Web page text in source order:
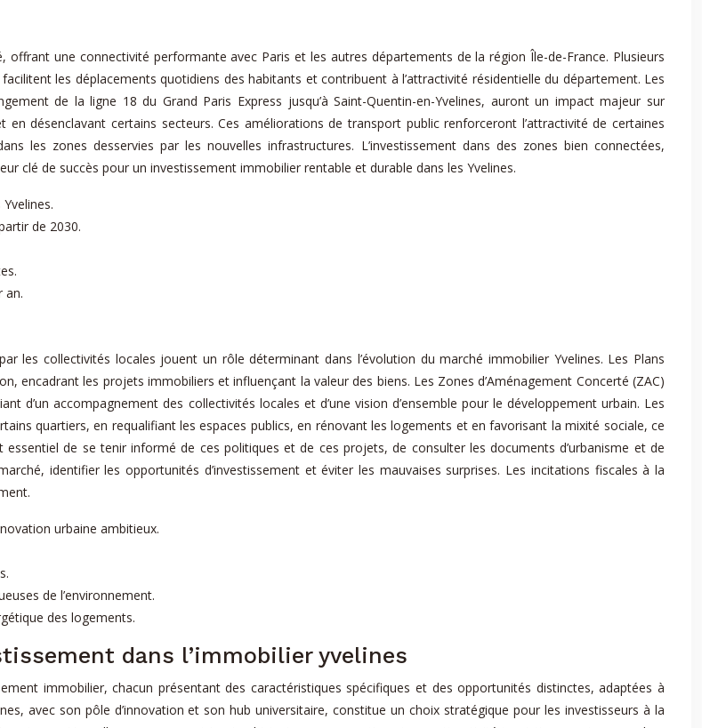
une connectivité performante avec Paris et les autres départements de la région Île-de-France. Plusieurs
les déplacements quotidiens des habitants et contribuent à l’attractivité résidentielle du département. Les
de la ligne 18 du Grand Paris Express jusqu’à Saint-Quentin-en-Yvelines, auront un impact majeur sur
désenclavant certains secteurs. Ces améliorations de transport public renforceront l’attractivité de certaines
les zones desservies par les nouvelles infrastructures. L’investissement dans des zones bien connectées,
clé de succès pour un investissement immobilier rentable et durable dans les Yvelines.
de 2030.
an.
les collectivités locales jouent un rôle déterminant dans l’évolution du marché immobilier Yvelines. Les Plans
encadrant les projets immobiliers et influençant la valeur des biens. Les Zones d’Aménagement Concerté (ZAC)
d’un accompagnement des collectivités locales et d’une vision d’ensemble pour le développement urbain. Les
quartiers, en requalifiant les espaces publics, en rénovant les logements et en favorisant la mixité sociale, ce
de se tenir informé de ces politiques et de ces projets, de consulter les documents d’urbanisme et de
identifier les opportunités d’investissement et éviter les mauvaises surprises. Les incitations fiscales à la
urbaine ambitieux.
de l’environnement.
des logements.
dans l’immobilier yvelines
immobilier, chacun présentant des caractéristiques spécifiques et des opportunités distinctes, adaptées à
avec son pôle d’innovation et son hub universitaire, constitue un choix stratégique pour les investisseurs à la